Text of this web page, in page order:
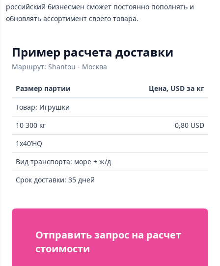
российский бизнесмен сможет постоянно пополнять и
обновлять ассортимент своего товара.
Пример расчета доставки
Маршрут: Shantou - Москва
Размер партии
Цена, USD за кг
Товар: Игрушки
10 300 кг
0,80 USD
1x40’HQ
Вид транспорта: море + ж/д
Срок доставки: 35 дней
Отправить запрос на расчет
стоимости